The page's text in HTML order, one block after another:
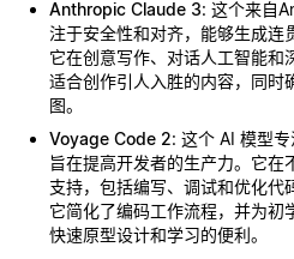
Anthropic Claude 3: 这个来自
注于安全性和对齐，能够生成连
它在创意写作、对话人工智能和
适合创作引人入胜的内容，同时
图。
Voyage Code 2: 这个 AI 模型专
旨在提高开发者的生产力。它在
支持，包括编写、调试和优化代
它简化了编码工作流程，并为初
快速原型设计和学习的便利。